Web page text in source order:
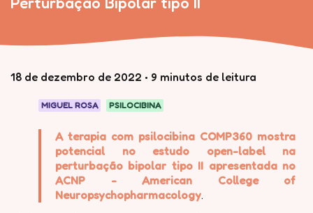
18 de dezembro de 2022 • 9 minutos de leitura
MIGUEL ROSA PSILOCIBINA
A terapia com psilocibina COMP360 mostra
potencial no estudo open-label na
perturbação bipolar tipo II apresentada no
ACNP - American College of
Neuropsychopharmacology.